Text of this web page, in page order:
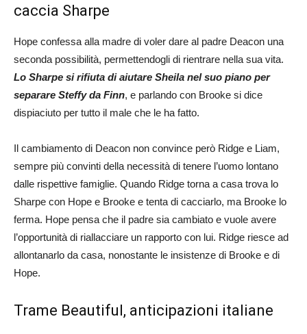
caccia Sharpe
Hope confessa alla madre di voler dare al padre Deacon una
seconda possibilità, permettendogli di rientrare nella sua vita.
Lo Sharpe si rifiuta di aiutare Sheila nel suo piano per
separare Steffy da Finn, e parlando con Brooke si dice
dispiaciuto per tutto il male che le ha fatto.
Il cambiamento di Deacon non convince però Ridge e Liam,
sempre più convinti della necessità di tenere l’uomo lontano
dalle rispettive famiglie. Quando Ridge torna a casa trova lo
Sharpe con Hope e Brooke e tenta di cacciarlo, ma Brooke lo
ferma. Hope pensa che il padre sia cambiato e vuole avere
l’opportunità di riallacciare un rapporto con lui. Ridge riesce ad
allontanarlo da casa, nonostante le insistenze di Brooke e di
Hope.
Trame Beautiful, anticipazioni italiane